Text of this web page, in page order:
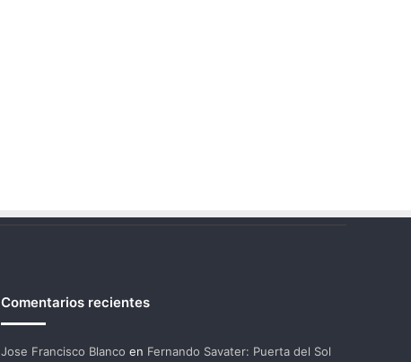
Comentarios recientes
Jose Francisco Blanco en Fernando Savater: Puerta del Sol